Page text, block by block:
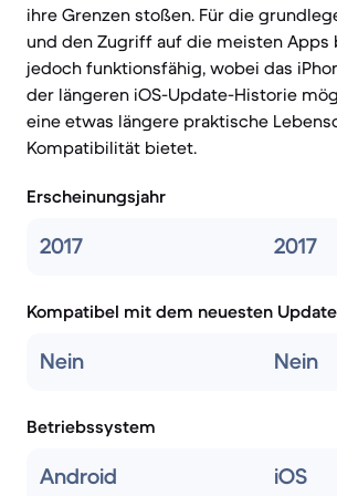
ihre Grenzen stoßen. Für die
und den Zugriff auf die meisten Apps
jedoch funktionsfähig, wobei das
der längeren iOS-Update-Historie
eine etwas längere praktische
Kompatibilität bietet.
Erscheinungsjahr
2017 2017
Kompatibel mit dem neuesten Update
Nein Nein
Betriebssystem
Android iOS